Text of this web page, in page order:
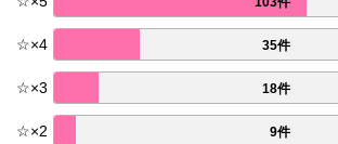
☆×4 35件
☆×3 18件
☆×2 9件